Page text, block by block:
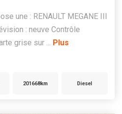
une : RENAULT MEGANE III
: neuve Contrôle
grise sur ... Plus
201668km Diesel